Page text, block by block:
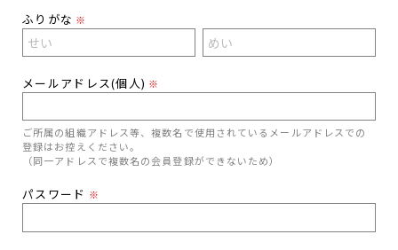
ふりがな ※
メールアドレス(個人) ※
ご所属の組織アドレス等、複数名で使用されているメールアドレスでの
登録はお控えください。
（同一アドレスで複数名の会員登録ができないため）
パスワード ※